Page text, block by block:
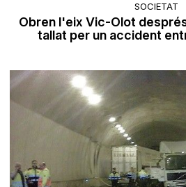
SOCIETAT
Obren l'eix Vic-Olot
tallat per un accident